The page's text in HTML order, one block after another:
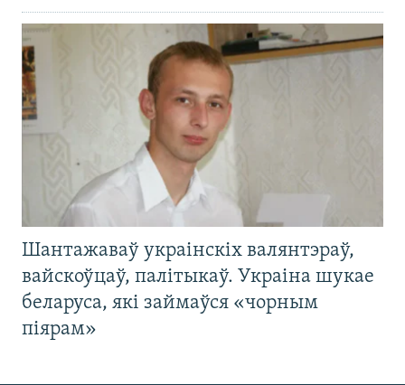
Шантажаваў украінскіх валянтэраў,
вайскоўцаў, палітыкаў. Украіна шукае
беларуса, які займаўся «чорным
піярам»